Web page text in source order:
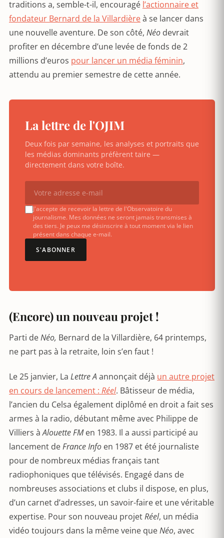
traditions a, semble-t-il, encouragé l’actionnaire et
fondateur Bernard de la Villardièreà se lancer dans
une nouvelle aventure. De son côté, Néo devrait
profiter en décembre d’une levée de fonds de 2
millions d’euros pour lancer un média féminin,
attendu au premier semestre de cette année.
La lettre de l'OJIM
Deux fois par semaine, les analyses et portraits que
les médias dominants préfèrent taire —
directement dans votre boîte.
J'accepte de recevoir la lettre de l'Observatoire du
journalisme. Mes données ne seront jamais transmises à
des tiers. Je peux me désinscrire à tout moment via le lien
présent dans chaque e-mail.
S'ABONNER
(Encore) un nouveau projet !
Parti deNéo, Bernard de la Villardière, 64 printemps,
ne part pas à la retraite, loin s’en faut !
Le 25 janvier, La Lettre Aannonçait déjà un autre projet
en cours de lancement : Réel. Bâtisseur de média,
l’ancien du Celsa également diplômé en droit a fait ses
armes à la radio, débutant même avec Philippe de
Villiers àAlouette FMen 1983. Il a aussi participé au
lancement deFrance Info en 1987 et été journaliste
pour de nombreux médias français tant
radiophoniques que télévisés. Engagé dans de
nombreuses associations et clubs il dispose, en plus,
d’un carnet d’adresses, un savoir-faire et une véritable
expertise. Pour son nouveau projetRéel, un média
vidéo toujours dans la même veine queNéo, avec